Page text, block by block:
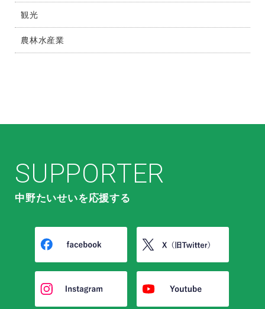
観光
農林水産業
SUPPORTER
中野たいせいを応援する